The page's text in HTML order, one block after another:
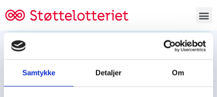
Samtykke Detaljer Om
Tjen penge og støt